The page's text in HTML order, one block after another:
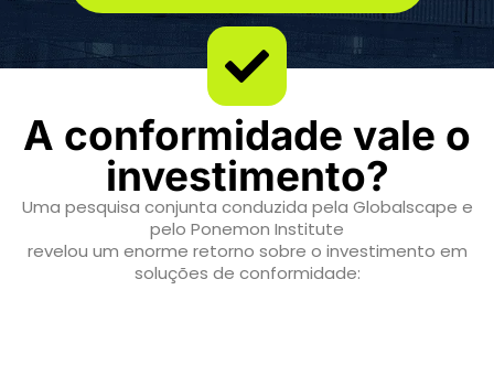
A conformidade vale o
investimento?
Uma pesquisa conjunta conduzida pela Globalscape e
pelo Ponemon Institute
revelou um enorme retorno sobre o investimento em
soluções de conformidade: